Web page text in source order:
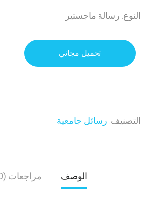
النوع: رسالة ماجستير
تحميل مجاني
التصنيف: رسائل جامعية
الوصف مراجعات (0)